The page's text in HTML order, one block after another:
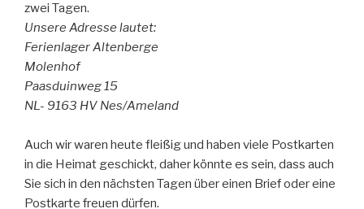
zwei Tagen.
Unsere Adresse lautet:
Ferienlager Altenberge
Molenhof
Paasduinweg 15
NL- 9163 HV Nes/Ameland
Auch wir waren heute fleißig und haben viele Postkarten
in die Heimat geschickt, daher könnte es sein, dass auch
Sie sich in den nächsten Tagen über einen Brief oder eine
Postkarte freuen dürfen.